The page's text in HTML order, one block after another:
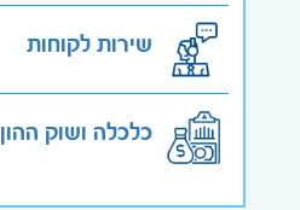
שירות לקוחות
כלכלה ושוק ההון